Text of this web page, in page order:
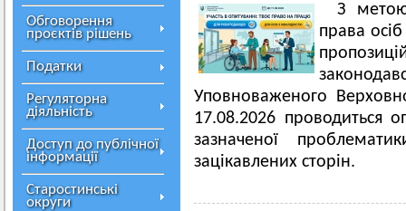
Обговорення
проєктів рішень
Податки
Регуляторна
діяльність
Доступ до публічної
інформації
Старостинські
округи
З
права
Уповноваженого
17.08.2026 проводиться
зазначеної
зацікавлених сторін.